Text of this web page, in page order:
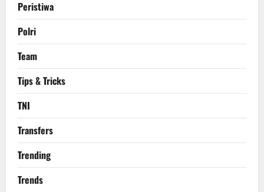
Peristiwa
Polri
Team
Tips & Tricks
TNI
Transfers
Trending
Trends